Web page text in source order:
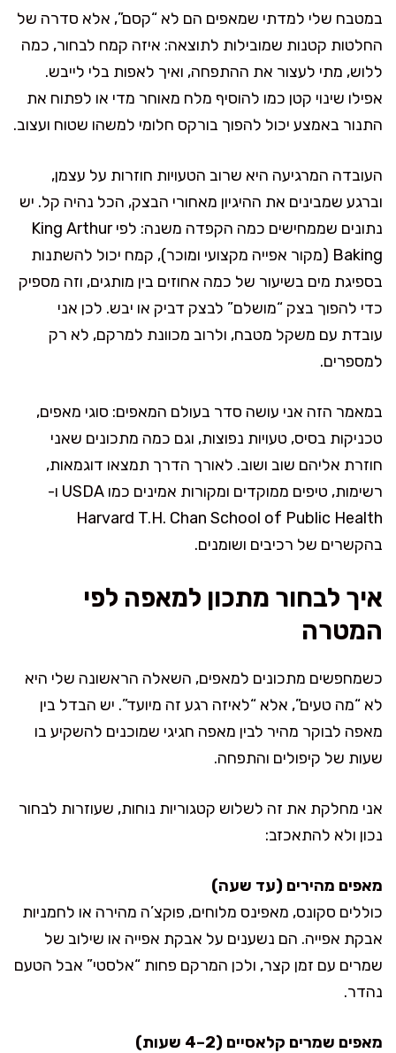
במטבח שלי למדתי שמאפים הם לא “קסם”, אלא סדרה של
החלטות קטנות שמובילות לתוצאה: איזה קמח לבחור, כמה
ללוש, מתי לעצור את ההתפחה, ואיך לאפות בלי לייבש.
אפילו שינוי קטן כמו להוסיף מלח מאוחר מדי או לפתוח את
התנור באמצע יכול להפוך בורקס חלומי למשהו שטוח ועצוב.
העובדה המרגיעה היא שרוב הטעויות חוזרות על עצמן,
וברגע שמבינים את ההיגיון מאחורי הבצק, הכל נהיה קל. יש
נתונים שממחישים כמה הקפדה משנה: לפי King Arthur
Baking (מקור אפייה מקצועי ומוכר), קמח יכול להשתנות
בספיגת מים בשיעור של כמה אחוזים בין מותגים, וזה מספיק
כדי להפוך בצק “מושלם” לבצק דביק או יבש. לכן אני
עובדת עם משקל מטבח, ולרוב מכוונת למרקם, לא רק
למספרים.
במאמר הזה אני עושה סדר בעולם המאפים: סוגי מאפים,
טכניקות בסיס, טעויות נפוצות, וגם כמה מתכונים שאני
חוזרת אליהם שוב ושוב. לאורך הדרך תמצאו דוגמאות,
רשימות, טיפים ממוקדים ומקורות אמינים כמו USDA ו-
Harvard T.H. Chan School of Public Health
בהקשרים של רכיבים ושומנים.
איך לבחור מתכון למאפה לפי
המטרה
כשמחפשים מתכונים למאפים, השאלה הראשונה שלי היא
לא “מה טעים”, אלא “לאיזה רגע זה מיועד”. יש הבדל בין
מאפה לבוקר מהיר לבין מאפה חגיגי שמוכנים להשקיע בו
שעות של קיפולים והתפחה.
אני מחלקת את זה לשלוש קטגוריות נוחות, שעוזרות לבחור
נכון ולא להתאכזב:
מאפים מהירים (עד שעה)
כוללים סקונס, מאפינס מלוחים, פוקצ’ה מהירה או לחמניות
אבקת אפייה. הם נשענים על אבקת אפייה או שילוב של
שמרים עם זמן קצר, ולכן המרקם פחות “אלסטי” אבל הטעם
נהדר.
מאפים שמרים קלאסיים (2–4 שעות)